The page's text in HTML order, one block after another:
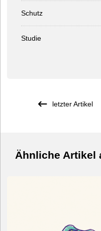
Schutz
Studie
letzter Artikel
Ähnliche Artikel